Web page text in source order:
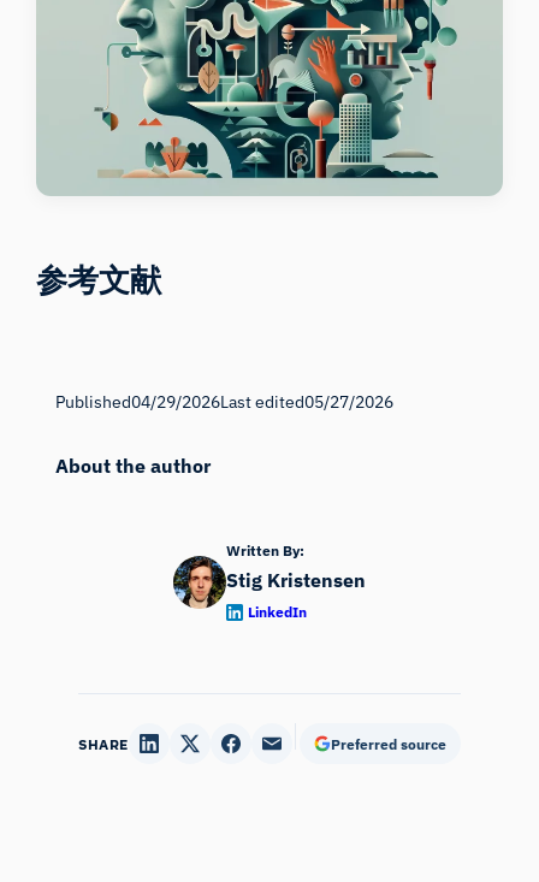
参考文献
Published04/29/2026Last edited05/27/2026
About the author
Written By:
Stig Kristensen
LinkedIn
SHARE Preferred source